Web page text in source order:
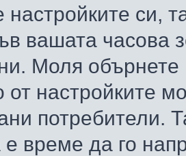
настройките си,
вашата
Моля обърнете
от настройките
потребители.
е време да го